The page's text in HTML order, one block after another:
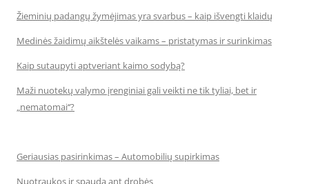
Žieminių padangų žymėjimas yra svarbus – kaip išvengti klaidų
Medinės žaidimų aikštelės vaikams – pristatymas ir surinkimas
Kaip sutaupyti aptveriant kaimo sodybą?
Maži nuotekų valymo įrenginiai gali veikti ne tik tyliai, bet ir
„nematomai‘‘?
Geriausias pasirinkimas – Automobilių supirkimas
Nuotraukos ir spauda ant drobės